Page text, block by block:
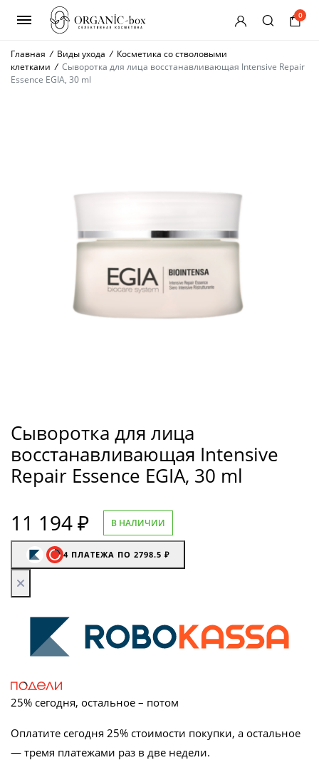
0
Главная / Виды ухода / Косметика со стволовыми
клетками / Сыворотка для лица восстанавливающая Intensive Repair
Essence EGIA, 30 ml
Сыворотка для лица
восстанавливающая Intensive
Repair Essence EGIA, 30 ml
11 194₽ В НАЛИЧИИ
4 ПЛАТЕЖА ПО 2798.5 ₽
25% сегодня, остальное – потом
Оплатите сегодня 25% стоимости покупки, а остальное
— тремя платежами раз в две недели.